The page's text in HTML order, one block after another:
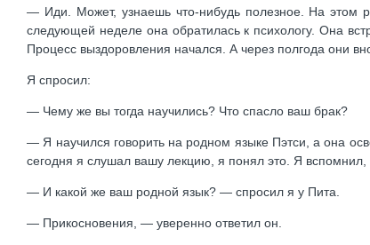
— Иди. Может, узнаешь что-нибудь полезное. На этом
следующей неделе она обратилась к психологу. Она
Процесс выздоровления начался. А через полгода они
Я спросил:
— Чему же вы тогда научились? Что спасло ваш брак?
— Я научился говорить на родном языке Пэтси, а она
сегодня я слушал вашу лекцию, я понял это. Я
— И какой же ваш родной язык? — спросил я у Пита.
— Прикосновения, — уверенно ответил он.